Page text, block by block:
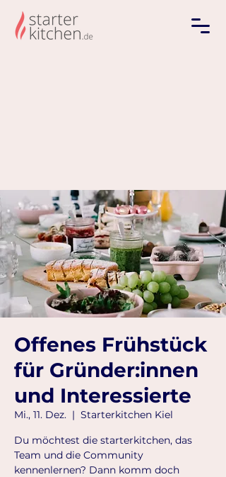
Offenes Frühstück
für Gründer:innen
und Interessierte
Mi., 11. Dez.
  |
Starterkitchen Kiel
Du möchtest die starterkitchen, das
Team und die Community
kennenlernen? Dann komm doch